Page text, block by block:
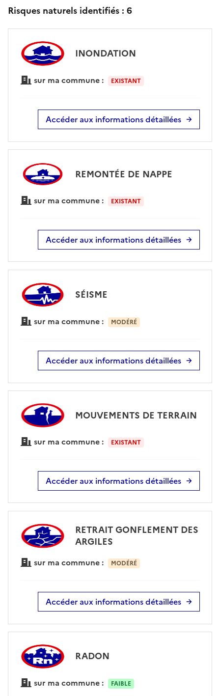
Risques naturels identifiés : 6
INONDATION
sur ma commune : EXISTANT
Accéder aux informations détaillées
REMONTÉE DE NAPPE
sur ma commune : EXISTANT
Accéder aux informations détaillées
SÉISME
sur ma commune : MODÉRÉ
Accéder aux informations détaillées
MOUVEMENTS DE TERRAIN
sur ma commune : EXISTANT
Accéder aux informations détaillées
RETRAIT GONFLEMENT DES
ARGILES
sur ma commune : MODÉRÉ
Accéder aux informations détaillées
RADON
sur ma commune : FAIBLE